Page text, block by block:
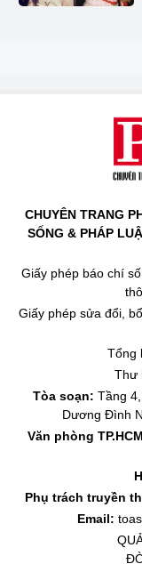
CHUYÊN TRANG
SỐNG & PHÁP
Giấy phép báo chí
Giấy phép sửa đổi,
Tổng
Thư
Tòa soạn: Tầng
Dương Đình
Văn phòng
Phụ trách truyền
Email: